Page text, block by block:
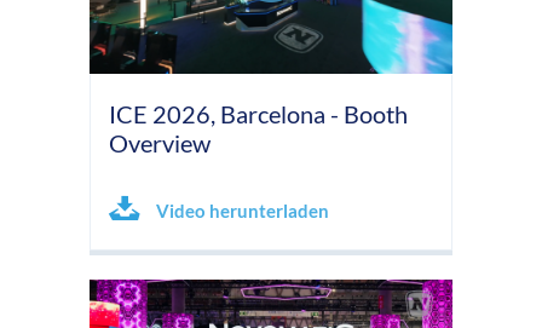
ICE 2026, Barcelona - Booth
Overview
Video herunterladen